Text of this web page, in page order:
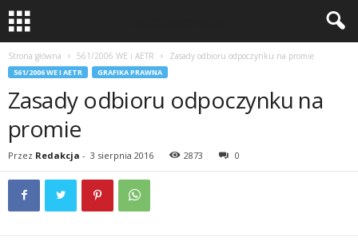
Strona główna 561/2006 WE i AETR Zasady odbioru odpoczynku na promie
561/2006 WE I AETR GRAFIKA PRAWNA
Zasady odbioru odpoczynku na
promie
Przez Redakcja - 3 sierpnia 2016 2873 0